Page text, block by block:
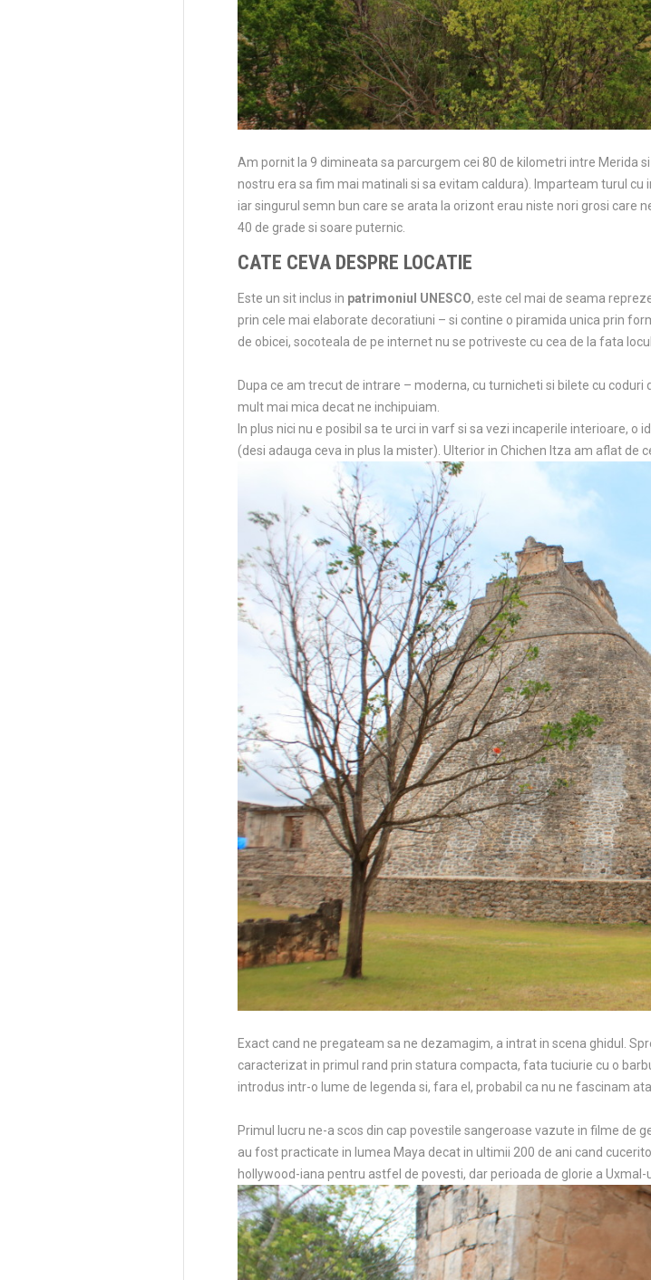
Am pornit la 9 dimineata sa parcurgem cei 80 de kilometri intre Merida si
nostru era sa fim mai matinali si sa evitam caldura). Imparteam turul cu
iar singurul semn bun care se arata la orizont erau niste nori grosi
40 de grade si soare puternic.
CATE CEVA DESPRE LOCATIE
Este un sit inclus in patrimoniul UNESCO, este cel mai de seama
prin cele mai elaborate decoratiuni – si contine o piramida unica prin
de obicei, socoteala de pe internet nu se potriveste cu cea de la fata
Dupa ce am trecut de intrare – moderna, cu turnicheti si bilete cu
mult mai mica decat ne inchipuiam.
In plus nici nu e posibil sa te urci in varf si sa vezi incaperile interioare,
(desi adauga ceva in plus la mister). Ulterior in Chichen Itza am aflat de
Exact cand ne pregateam sa ne dezamagim, a intrat in scena ghidul.
caracterizat in primul rand prin statura compacta, fata tuciurie cu o
introdus intr-o lume de legenda si, fara el, probabil ca nu ne fascinam
Primul lucru ne-a scos din cap povestile sangeroase vazute in filme de
au fost practicate in lumea Maya decat in ultimii 200 de ani cand
hollywood-iana pentru astfel de povesti, dar perioada de glorie a